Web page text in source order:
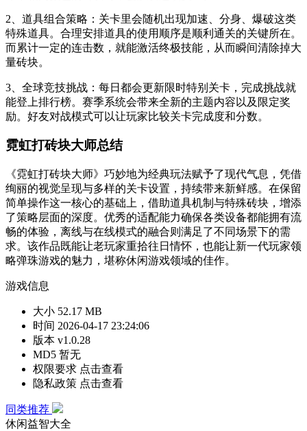
2、道具组合策略：关卡里会随机出现加速、分身、爆破这类
特殊道具。合理安排道具的使用顺序是顺利通关的关键所在。
而累计一定的连击数，就能激活终极技能，从而瞬间清除掉大
量砖块。
3、全球竞技挑战：每日都会更新限时特别关卡，完成挑战就
能登上排行榜。赛季系统会带来全新的主题内容以及限定奖
励。好友对战模式可以让玩家比较关卡完成度和分数。
霓虹打砖块大师总结
《霓虹打砖块大师》巧妙地为经典玩法赋予了现代气息，凭借
绚丽的视觉呈现与多样的关卡设置，持续带来新鲜感。在保留
简单操作这一核心的基础上，借助道具机制与特殊砖块，增添
了策略层面的深度。优秀的适配能力确保各类设备都能拥有流
畅的体验，离线与在线模式的融合则满足了不同场景下的需
求。该作品既能让老玩家重拾往日情怀，也能让新一代玩家领
略弹珠游戏的魅力，堪称休闲游戏领域的佳作。
游戏信息
大小 52.17 MB
时间 2026-04-17 23:24:06
版本 v1.0.28
MD5 暂无
权限要求 点击查看
隐私政策 点击查看
同类推荐
休闲益智大全